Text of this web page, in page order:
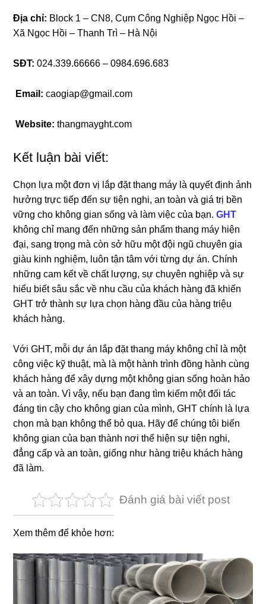
Địa chỉ: Block 1 – CN8, Cụm Công Nghiệp Ngọc Hồi –
Xã Ngọc Hồi – Thanh Trì – Hà Nội
SĐT: 024.339.66666 – 0984.696.683
Email: caogiap@gmail.com
Website: thangmayght.com
Kết luận bài viết:
Chọn lựa một đơn vị lắp đặt thang máy là quyết định ảnh
hưởng trực tiếp đến sự tiện nghi, an toàn và giá trị bền
vững cho không gian sống và làm việc của bạn.GHT
không chỉ mang đến những sản phẩm thang máy hiện
đại, sang trọng mà còn sở hữu một đội ngũ chuyên gia
giàu kinh nghiệm, luôn tận tâm với từng dự án. Chính
những cam kết về chất lượng, sự chuyên nghiệp và sự
hiểu biết sâu sắc về nhu cầu của khách hàng đã khiến
GHT trở thành sự lựa chọn hàng đầu của hàng triệu
khách hàng.
Với GHT, mỗi dự án lắp đặt thang máy không chỉ là một
công việc kỹ thuật, mà là một hành trình đồng hành cùng
khách hàng để xây dựng một không gian sống hoàn hảo
và an toàn. Vì vậy, nếu bạn đang tìm kiếm một đối tác
đáng tin cậy cho không gian của mình, GHT chính là lựa
chọn mà bạn không thể bỏ qua. Hãy để chúng tôi biến
không gian của bạn thành nơi thể hiện sự tiện nghi,
đẳng cấp và an toàn, giống như hàng triệu khách hàng
đã làm.
Đánh giá bài viết post
Xem thêm để khỏe hơn: